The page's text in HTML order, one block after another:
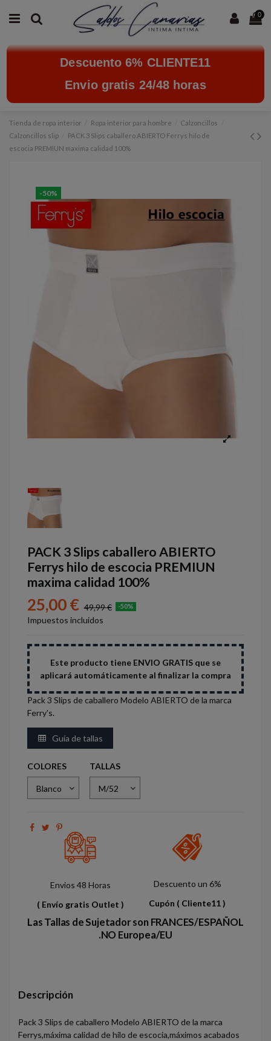
0
Descuento 6% CLIENTE11
Envio gratis 24/48 horas
Tienda de ropa interior Ropa interior para hombre
Calzoncillos
Calzoncillos slip
PACK 3 Slips caballero ABIERTO Ferrys hilo de
escocia PREMIUN maxima calidad 100%
-50%
PACK 3 Slips caballero ABIERTO
Ferrys hilo de escocia PREMIUN
maxima calidad 100%
25,00 € 49,99 € -50%
Impuestos incluidos
Este producto tiene ENVIO GRATIS que se
aplicará automáticamente al finalizar la compra
Pack 3 Slips de caballero Modelo ABIERTO de la marca
Ferry's.
Guía de tallas
COLORES TALLAS
Envios 48 Horas
( Envío gratis Outlet )
Descuento un 6%
Cupón ( Cliente11 )
Las Tallas de Sujetador son FRANCES/ESPAÑOL
.NO Europea/EU
Descripción
Pack 3 Slips de caballero Modelo ABIERTO de la marca
Ferrys,máxima calidad de hilo de escocia,máximos acabados